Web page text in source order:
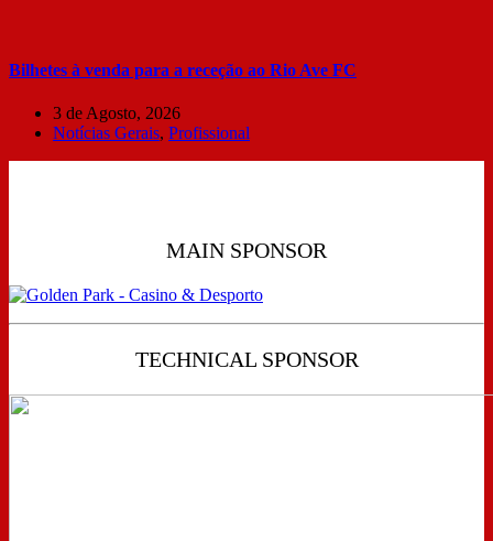
Bilhetes à venda para a receção ao Rio Ave FC
3 de Agosto, 2026
Notícias Gerais, Profissional
MAIN SPONSOR
TECHNICAL SPONSOR